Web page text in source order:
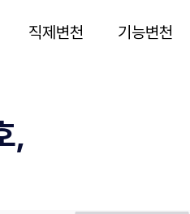
직제변천 기능변천
,